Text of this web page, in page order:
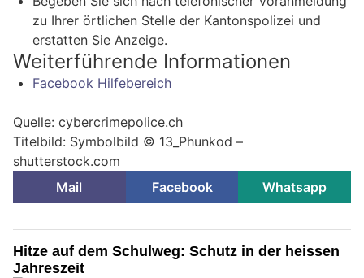
zu Ihrer örtlichen Stelle der Kantonspolizei und
erstatten Sie Anzeige.
Weiterführende Informationen
Facebook Hilfebereich
Quelle: cybercrimepolice.ch
Titelbild: Symbolbild © 13_Phunkod –
shutterstock.com
Mail
Facebook Whatsapp
Hitze auf dem Schulweg: Schutz in der heissen
Jahreszeit